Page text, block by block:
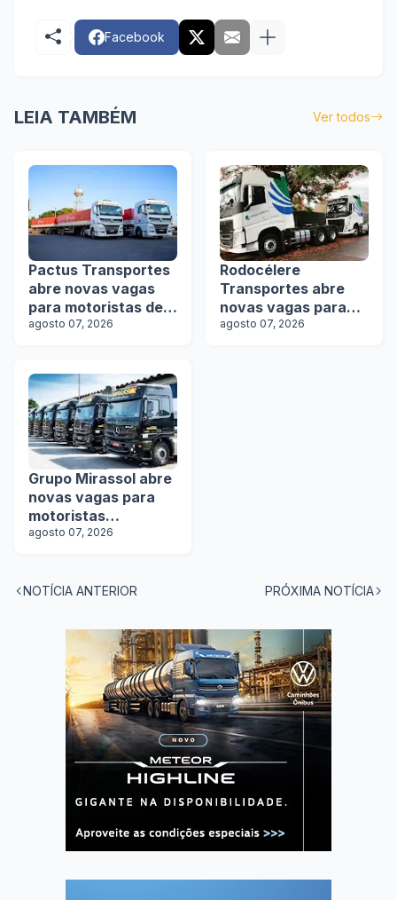
Facebook
LEIA TAMBÉM Ver todos
Pactus Transportes
abre novas vagas
para motoristas de
rodotrens
agosto 07, 2026
Rodocélere
Transportes abre
novas vagas para
motoristas
agosto 07, 2026
Grupo Mirassol abre
novas vagas para
motoristas
categoria D e E
agosto 07, 2026
NOTÍCIA ANTERIOR PRÓXIMA NOTÍCIA